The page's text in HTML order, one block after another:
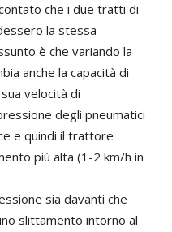
che i due tratti di
la stessa
è che variando la
anche la capacità di
velocità di
degli pneumatici
e quindi il trattore
più alta (1-2 km/h in
sia davanti che
slittamento intorno al